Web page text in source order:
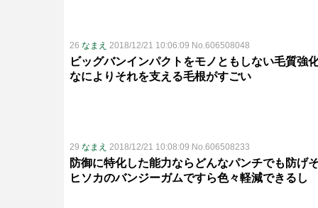
26 なまえ 2018/12/21 10:06:09 No.606508048
ビッグバンインパクトをモノともしない毛質強
なによりそれを支える毛根がすごい
29 なまえ 2018/12/21 10:08:09 No.606508233
防御に特化した能力ならどんなパンチでも防げ
ヒソカのバンジーガムですら色々軽減できるし